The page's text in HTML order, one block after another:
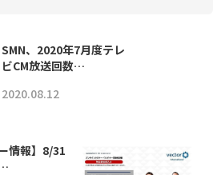
SMN、2020年7月度テレ
ビCM放送回数…
2020.08.12
情報】8/31